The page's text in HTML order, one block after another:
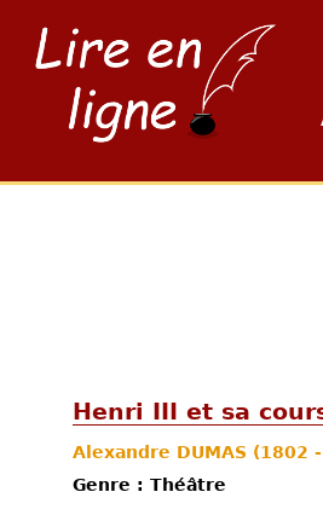
Henri III et sa
Alexandre DUMAS (1802
Genre : Théâtre